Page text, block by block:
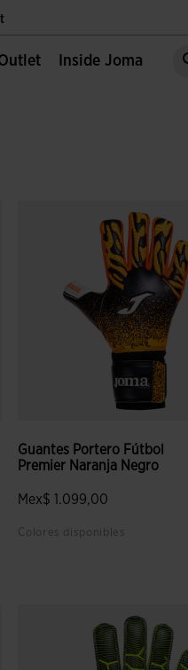
Outlet Inside Joma
Guantes Portero Fútbol
Premier Naranja Negro
Mex$ 1.099,00
Colores disponibles